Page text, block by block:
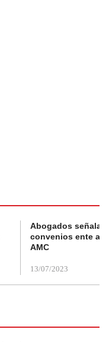
Abogados
convenios ente
AMC
13/07/2023